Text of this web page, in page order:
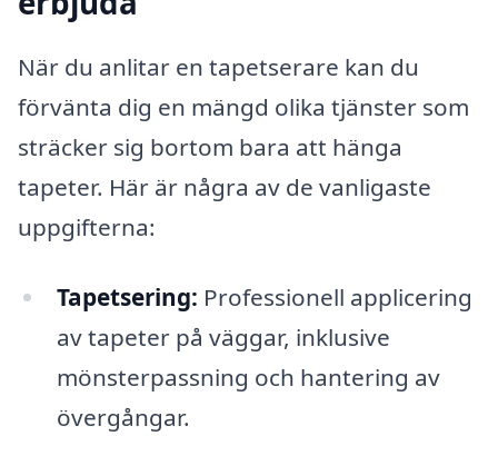
När du anlitar en tapetserare kan du
förvänta dig en mängd olika tjänster som
sträcker sig bortom bara att hänga
tapeter. Här är några av de vanligaste
uppgifterna:
Tapetsering: Professionell applicering
av tapeter på väggar, inklusive
mönsterpassning och hantering av
övergångar.